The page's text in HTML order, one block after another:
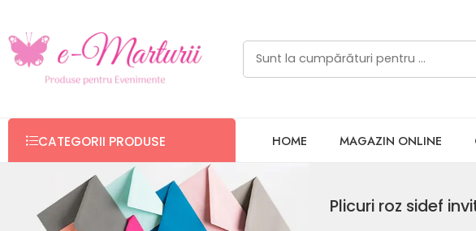
CATEGORII PRODUSE HOME MAGAZIN ONLINE
Plicuri roz sidef